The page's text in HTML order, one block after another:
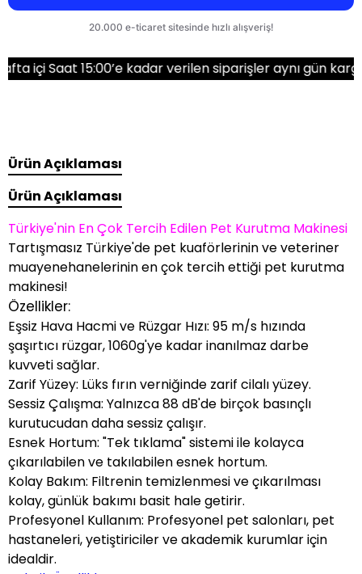
15:00’e kadar verilen siparişler aynı gün kargoda!
Ürün Açıklaması
Ürün Açıklaması
Türkiye'nin En Çok Tercih Edilen Pet Kurutma Makinesi
Tartışmasız Türkiye'de pet kuaförlerinin ve veteriner
muayenehanelerinin en çok tercih ettiği pet kurutma
makinesi!
Özellikler:
Eşsiz Hava Hacmi ve Rüzgar Hızı: 95 m/s hızında
şaşırtıcı rüzgar, 1060g'ye kadar inanılmaz darbe
kuvveti sağlar.
Zarif Yüzey: Lüks fırın verniğinde zarif cilalı yüzey.
Sessiz Çalışma: Yalnızca 88 dB'de birçok basınçlı
kurutucudan daha sessiz çalışır.
Esnek Hortum: "Tek tıklama" sistemi ile kolayca
çıkarılabilen ve takılabilen esnek hortum.
Kolay Bakım: Filtrenin temizlenmesi ve çıkarılması
kolay, günlük bakımı basit hale getirir.
Profesyonel Kullanım: Profesyonel pet salonları, pet
hastaneleri, yetiştiriciler ve akademik kurumlar için
idealdir.